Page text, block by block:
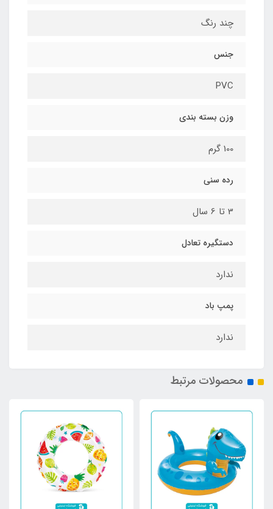
چند رنگ
جنس
PVC
وزن بسته بندی
100 گرم
رده سنی
3 تا 6 سال
دستگیره تعادل
ندارد
پمپ باد
ندارد
محصولات مرتبط